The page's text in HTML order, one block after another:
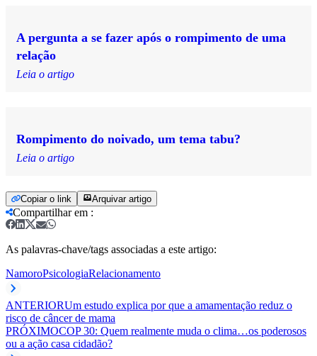
A pergunta a se fazer após o rompimento de uma
relação
Leia o artigo
Rompimento do noivado, um tema tabu?
Leia o artigo
Copiar o link Arquivar artigo
Compartilhar em :
As palavras-chave/tags associadas a este artigo:
NamoroPsicologiaRelacionamento
ANTERIORUm estudo explica por que a amamentação reduz o
risco de câncer de mama
PRÓXIMOCOP 30: Quem realmente muda o clima…os poderosos
ou a ação casa cidadão?